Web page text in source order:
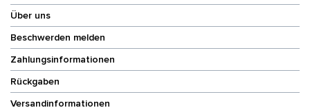
Über uns
Beschwerden melden
Zahlungsinformationen
Rückgaben
Versandinformationen